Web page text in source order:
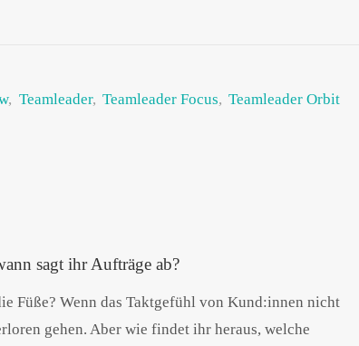
, Teamleader, Teamleader Focus, Teamleader Orbit
sagt ihr Aufträge ab?
Füße? Wenn das Taktgefühl von Kund:innen nicht
gehen. Aber wie findet ihr heraus, welche